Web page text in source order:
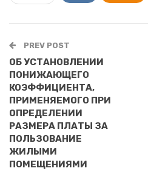
PREV POST
ОБ УСТАНОВЛЕНИИ
ПОНИЖАЮЩЕГО
КОЭФФИЦИЕНТА,
ПРИМЕНЯЕМОГО ПРИ
ОПРЕДЕЛЕНИИ
РАЗМЕРА ПЛАТЫ ЗА
ПОЛЬЗОВАНИЕ
ЖИЛЫМИ
ПОМЕЩЕНИЯМИ